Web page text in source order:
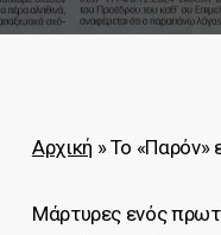
Αρχική »Το «Παρόν»
Μάρτυρες ενός